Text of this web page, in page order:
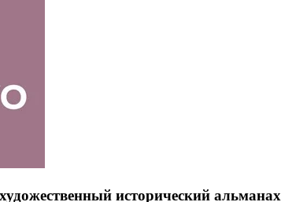
исторический альманах